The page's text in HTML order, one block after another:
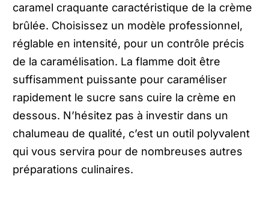
caramel craquante caractéristique de la crème
brûlée. Choisissez un modèle professionnel,
réglable en intensité, pour un contrôle précis
de la caramélisation. La flamme doit être
suffisamment puissante pour caraméliser
rapidement le sucre sans cuire la crème en
dessous. N’hésitez pas à investir dans un
chalumeau de qualité, c’est un outil polyvalent
qui vous servira pour de nombreuses autres
préparations culinaires.